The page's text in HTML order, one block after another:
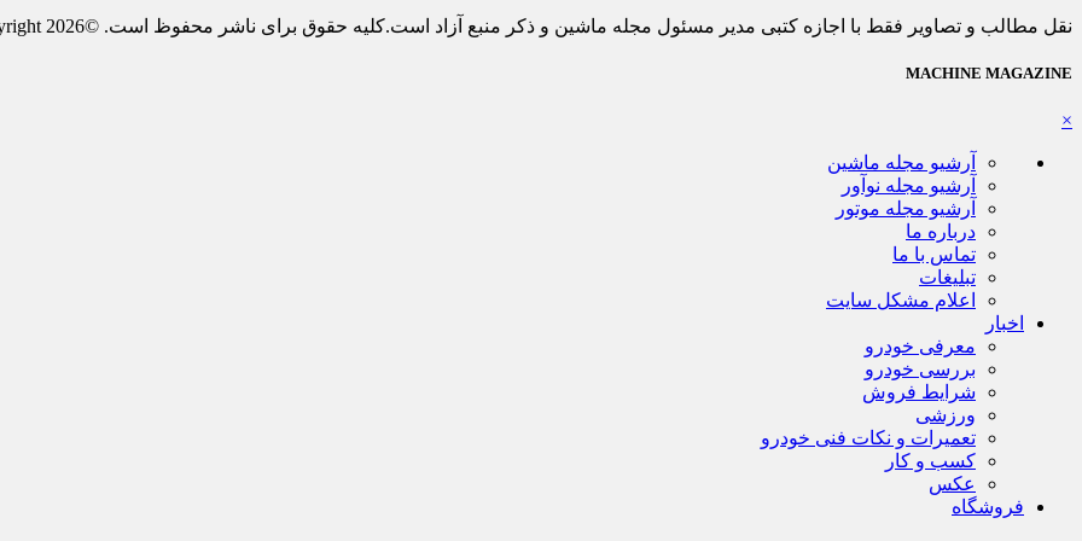
نقل مطالب و تصاویر فقط با اجازه کتبی مدیر مسئول مجله ماشین و ذکر منبع آزاد است.کلیه حقوق برای ناشر محفوظ است. ©Copyright 2026
MACHINE MAGAZINE
×
آرشیو مجله ماشین
آرشیو مجله نوآور
آرشیو مجله موتور
درباره ما
تماس با ما
تبلیغات
اعلام مشکل سایت
اخبار
معرفی خودرو
بررسی خودرو
شرایط فروش
ورزشی
تعمیرات و نکات فنی خودرو
کسب و کار
عکس
فروشگاه